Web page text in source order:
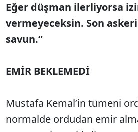
Eğer düşman ilerliyorsa
vermeyeceksin. Son
savun.”
EMİR BEKLEMEDİ
Mustafa Kemal’in tümeni
normalde ordudan emir